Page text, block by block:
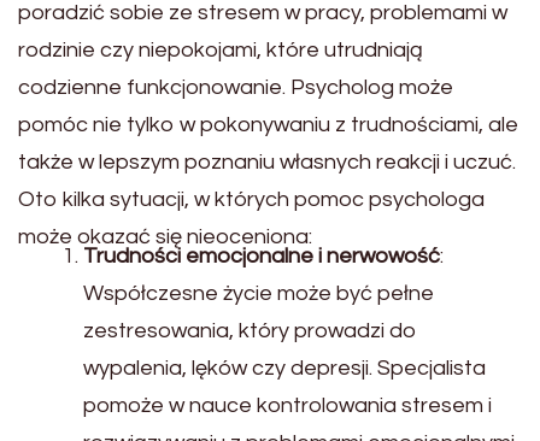
poradzić sobie ze stresem w pracy, problemami w
rodzinie czy niepokojami, które utrudniają
codzienne funkcjonowanie. Psycholog może
pomóc nie tylko w pokonywaniu z trudnościami, ale
także w lepszym poznaniu własnych reakcji i uczuć.
Oto kilka sytuacji, w których pomoc psychologa
może okazać się nieoceniona:
Trudności emocjonalne i nerwowość:
Współczesne życie może być pełne
zestresowania, który prowadzi do
wypalenia, lęków czy depresji. Specjalista
pomoże w nauce kontrolowania stresem i